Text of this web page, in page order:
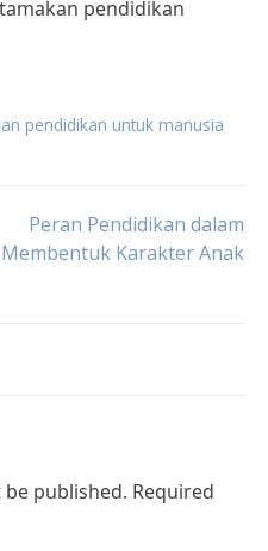
pendidikan
pendidikan untuk manusia
Peran Pendidikan dalam
Membentuk Karakter Anak
published. Required